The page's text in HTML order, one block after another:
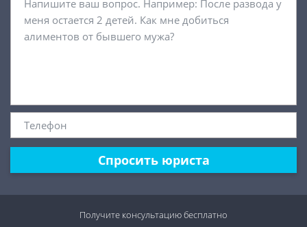
Спросить юриста
Получите консультациюбесплатно